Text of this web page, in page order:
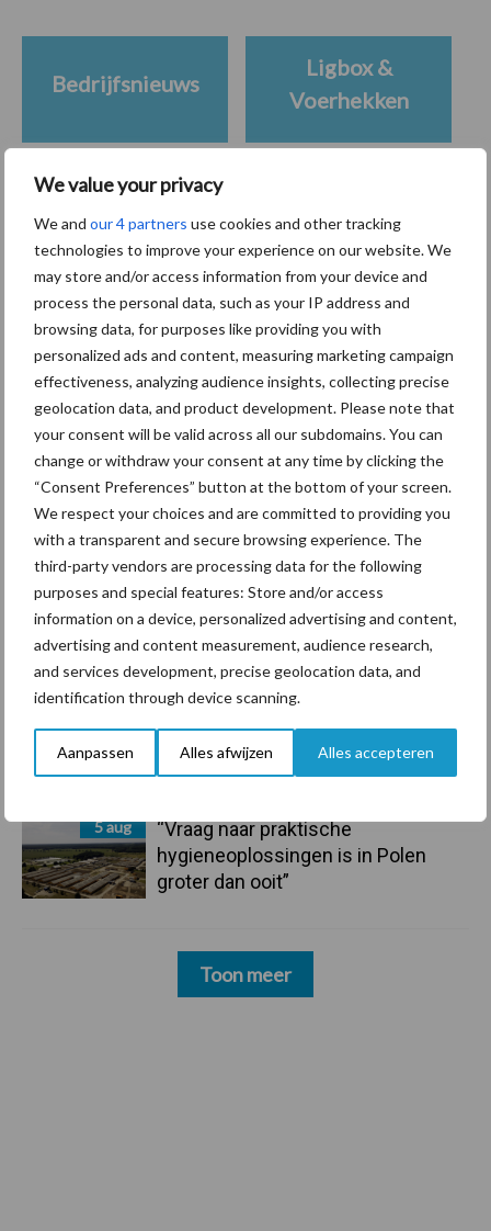
We value your privacy
We and our 4 partners use cookies and other tracking
technologies to improve your experience on our website. We
may store and/or access information from your device and
process the personal data, such as your IP address and
browsing data, for purposes like providing you with
personalized ads and content, measuring marketing campaign
effectiveness, analyzing audience insights, collecting precise
geolocation data, and product development. Please note that
your consent will be valid across all our subdomains. You can
change or withdraw your consent at any time by clicking the
“Consent Preferences” button at the bottom of your screen.
We respect your choices and are committed to providing you
with a transparent and secure browsing experience. The
third-party vendors are processing data for the following
purposes and special features: Store and/or access
information on a device, personalized advertising and content,
advertising and content measurement, audience research,
and services development, precise geolocation data, and
identification through device scanning.
Aanpassen Alles afwijzen Alles accepteren
Primaire
Sidebar
Recent nieuws Partner nieuws
7 aug
Grondstoffenmarkt blijft grillig:
droogte en geopolitiek houden
handel in de greep
7 aug
De speenhuid: een vaak
onderschatte risicofactor voor
mastitis
6 aug
ForFarmers ziet volume en
marktaandeel groeien in krimpende
Nederlandse markt
Tien praktische tips voor een
langere levensduur
5 aug
“Vraag naar praktische
hygieneoplossingen is in Polen
groter dan ooit”
Toon meer
Bedrijfsnieuws
Ligbox &
Voerhekken
Toon meer